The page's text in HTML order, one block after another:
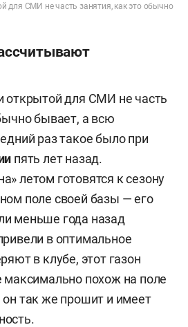
для СМИ не часть занятия, как это обычно
открытой для СМИ не часть
бывает, а всю
раз такое было при
пять лет назад.
летом готовятся к сезону
поле своей базы — его
меньше года назад
в оптимальное
в клубе, этот газон
максимально похож на поле
так же прошит и имеет